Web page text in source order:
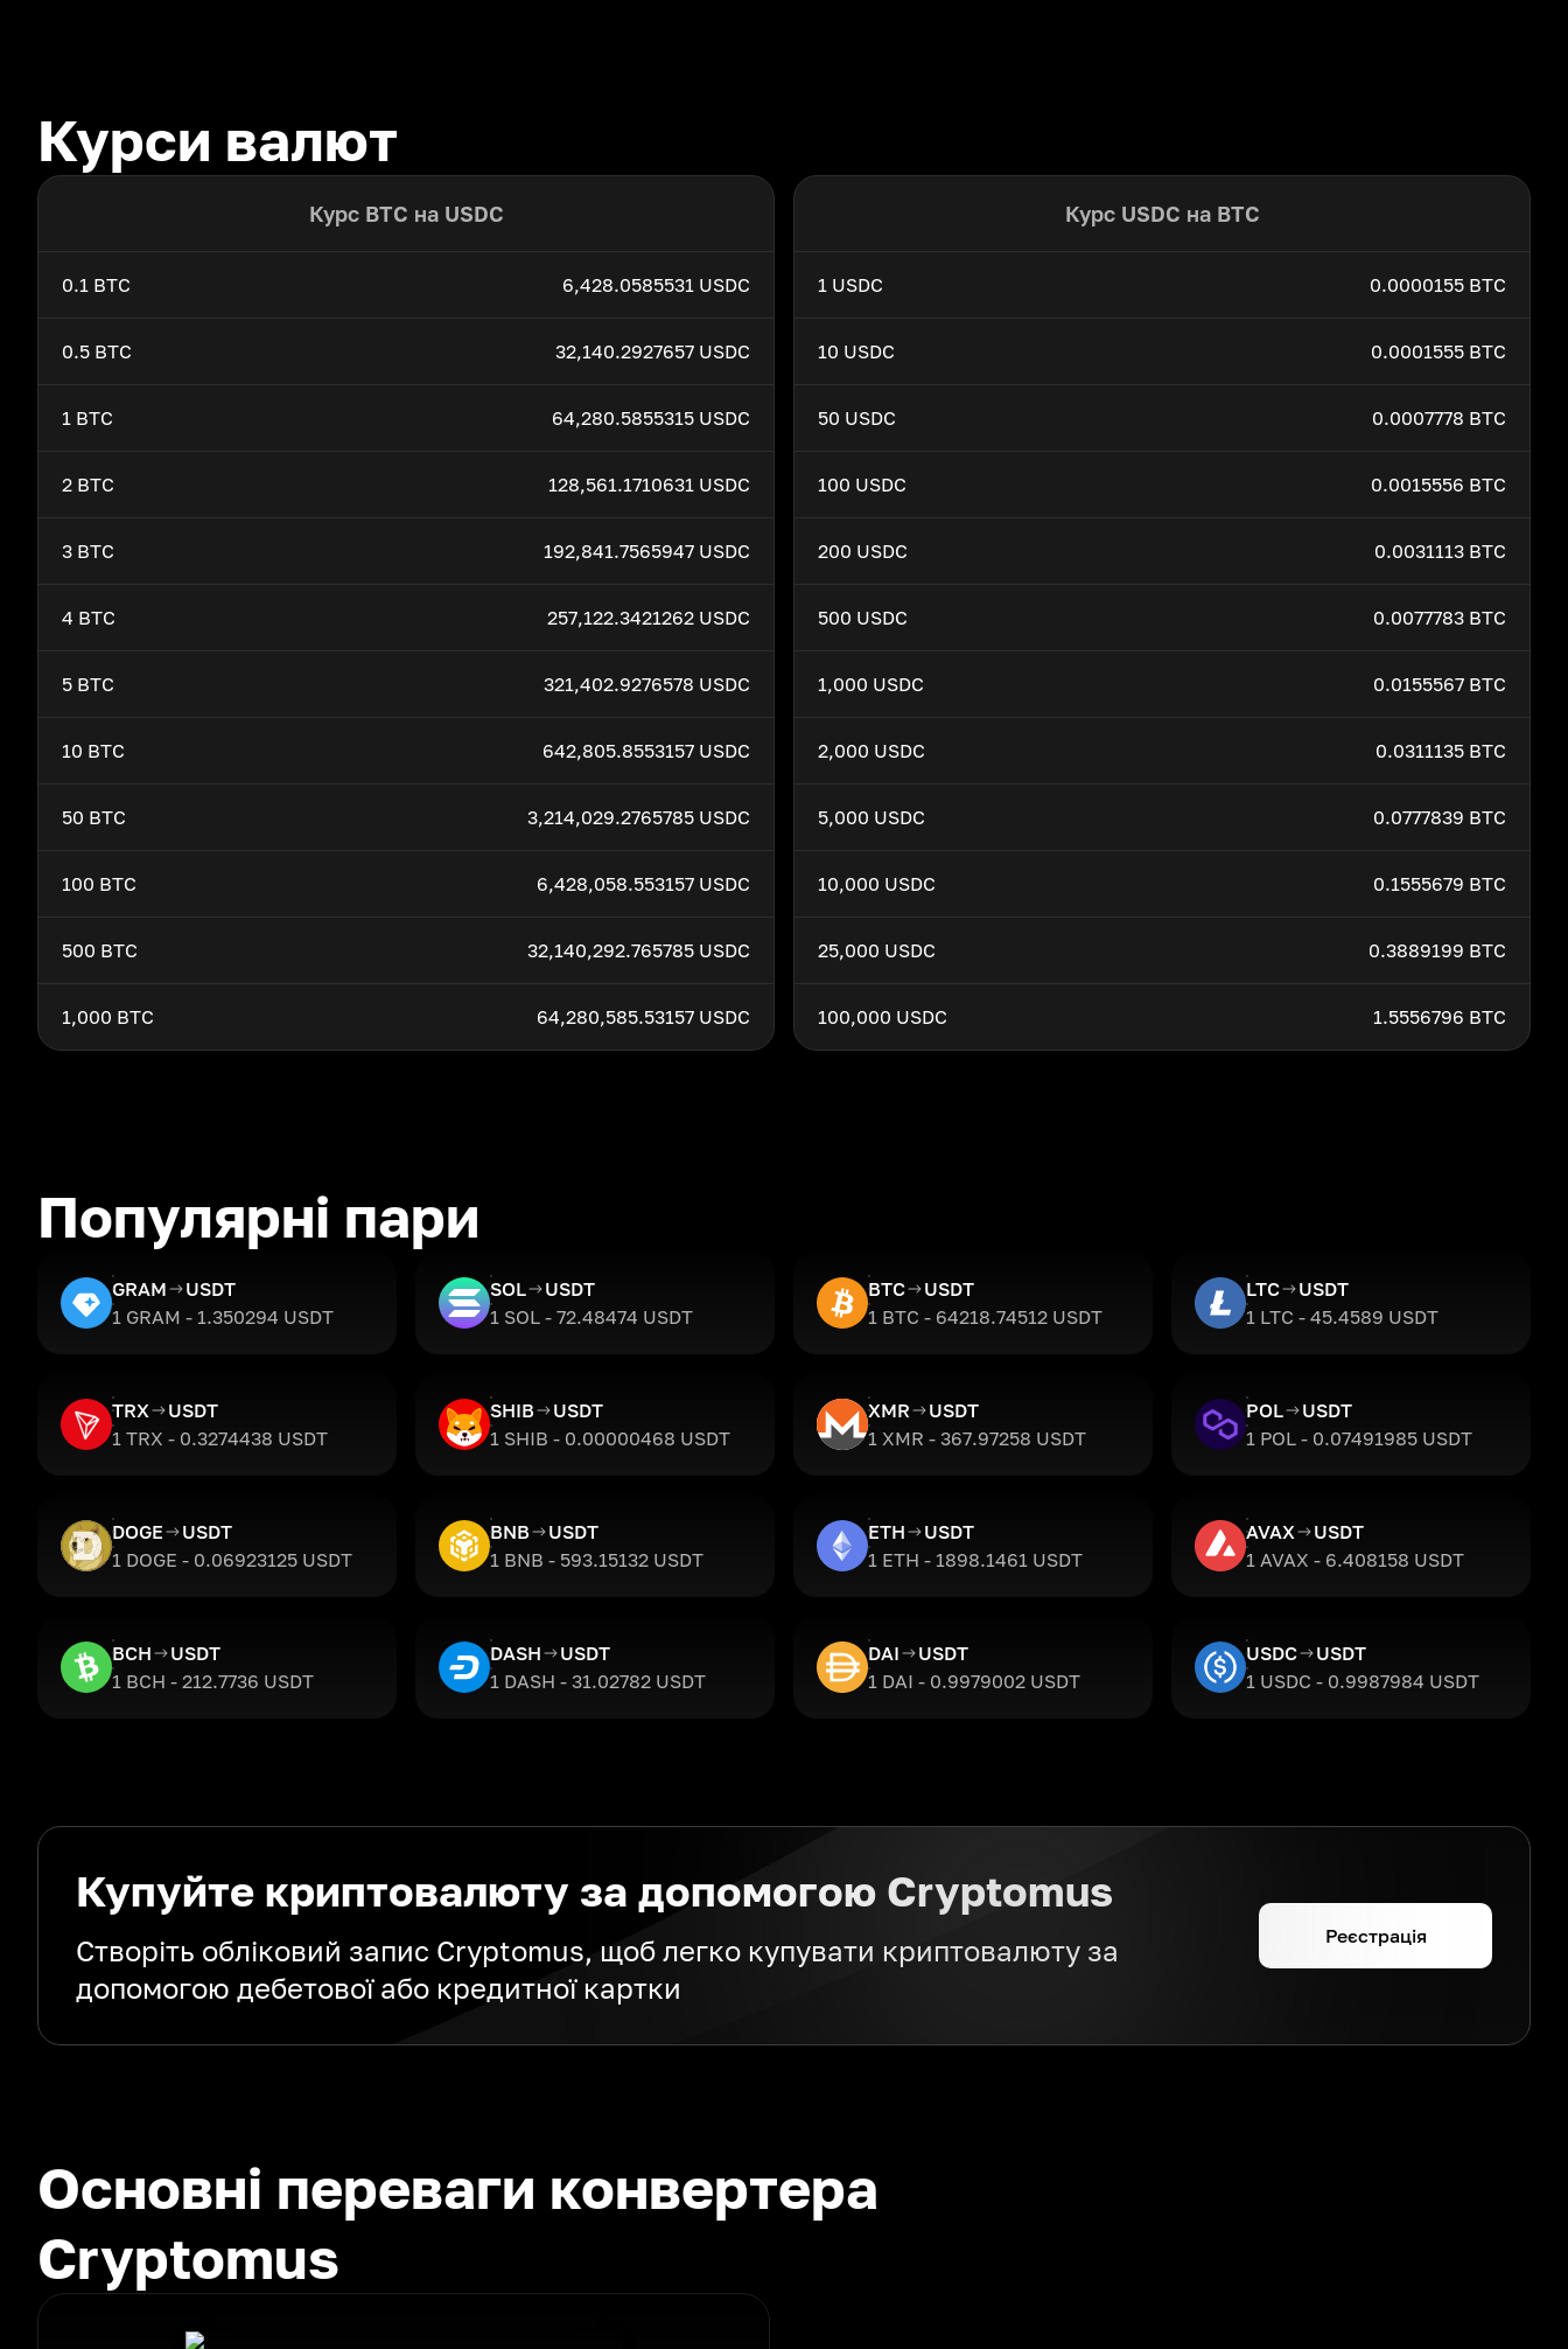
Курси валют
Курс BTC на USDC
0.1 BTC 6,428.0585531 USDC
0.5 BTC 32,140.2927657 USDC
1 BTC 64,280.5855315 USDC
2 BTC 128,561.1710631 USDC
3 BTC 192,841.7565947 USDC
4 BTC 257,122.3421262 USDC
5 BTC 321,402.9276578 USDC
10 BTC 642,805.8553157 USDC
50 BTC 3,214,029.2765785 USDC
100 BTC 6,428,058.553157 USDC
500 BTC 32,140,292.765785 USDC
1,000 BTC 64,280,585.53157 USDC
Курс USDC на BTC
1 USDC 0.0000155 BTC
10 USDC 0.0001555 BTC
50 USDC 0.0007778 BTC
100 USDC 0.0015556 BTC
200 USDC 0.0031113 BTC
500 USDC 0.0077783 BTC
1,000 USDC 0.0155567 BTC
2,000 USDC 0.0311135 BTC
5,000 USDC 0.0777839 BTC
10,000 USDC 0.1555679 BTC
25,000 USDC 0.3889199 BTC
100,000 USDC 1.5556796 BTC
Популярні пари
GRAM
USDT
1 GRAM - 1.350294 USDT
SOL
USDT
1 SOL - 72.48474 USDT
BTC
USDT
1 BTC - 64218.74512 USDT
LTC
USDT
1 LTC - 45.4589 USDT
TRX
USDT
1 TRX - 0.3274438 USDT
SHIB
USDT
1 SHIB - 0.00000468 USDT
XMR
USDT
1 XMR - 367.97258 USDT
POL
USDT
1 POL - 0.07491985 USDT
DOGE
USDT
1 DOGE - 0.06923125 USDT
BNB
USDT
1 BNB - 593.15132 USDT
ETH
USDT
1 ETH - 1898.1461 USDT
AVAX
USDT
1 AVAX - 6.408158 USDT
BCH
USDT
1 BCH - 212.7736 USDT
DASH
USDT
1 DASH - 31.02782 USDT
DAI
USDT
1 DAI - 0.9979002 USDT
USDC
USDT
1 USDC - 0.9987984 USDT
Купуйте криптовалюту за допомогою Cryptomus
Створіть обліковий запис Cryptomus, щоб легко купувати криптовалюту за
допомогою дебетової або кредитної картки
Реєстрація
Основні переваги конвертера
Cryptomus